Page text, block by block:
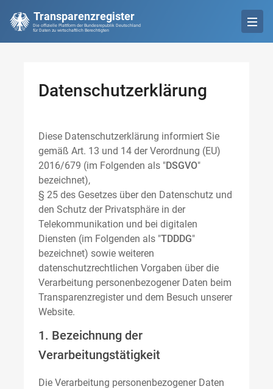
Transparenzregister
Die offizielle Plattform der Bundesrepublik Deutschland
für Daten zu wirtschaftlich Berechtigten
Datenschutzerklärung
Diese Datenschutzerklärung informiert Sie
gemäß Art. 13 und 14 der Verordnung (EU)
2016/679 (im Folgenden als "DSGVO"
bezeichnet),
§ 25 des Gesetzes über den Datenschutz und
den Schutz der Privatsphäre in der
Telekommunikation und bei digitalen
Diensten (im Folgenden als "TDDDG"
bezeichnet) sowie weiteren
datenschutzrechtlichen Vorgaben über die
Verarbeitung personenbezogener Daten beim
Transparenzregister und dem Besuch unserer
Website.
1. Bezeichnung der
Verarbeitungstätigkeit
Die Verarbeitung personenbezogener Daten